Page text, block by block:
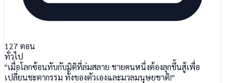
127 ตอน
ทั่วไป
"เมื่อโลกซ้อนทับกับมิติที่ล่มสลาย ชายคนหนึ่งต้องลุกขึ้นสู้เพื่อ
เปลี่ยนชะตากรรม ทั้งของตัวเองและมวลมนุษยชาติ!"